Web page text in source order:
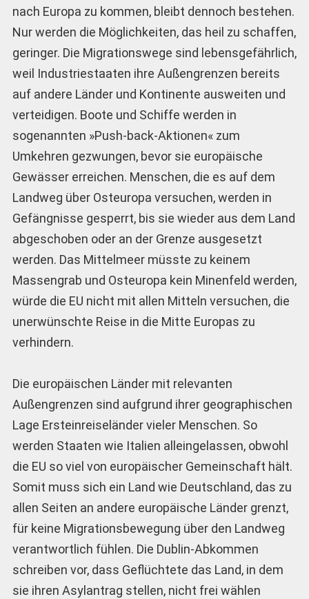
nach Europa zu kommen, bleibt dennoch bestehen.
Nur werden die Möglichkeiten, das heil zu schaffen,
geringer. Die Migrationswege sind lebensgefährlich,
weil Industriestaaten ihre Außengrenzen bereits
auf andere Länder und Kontinente ausweiten und
verteidigen. Boote und Schiffe werden in
sogenannten »Push-back-Aktionen« zum
Umkehren gezwungen, bevor sie europäische
Gewässer erreichen. Menschen, die es auf dem
Landweg über Osteuropa versuchen, werden in
Gefängnisse gesperrt, bis sie wieder aus dem Land
abgeschoben oder an der Grenze ausgesetzt
werden. Das Mittelmeer müsste zu keinem
Massengrab und Osteuropa kein Minenfeld werden,
würde die EU nicht mit allen Mitteln versuchen, die
unerwünschte Reise in die Mitte Europas zu
verhindern.
Die europäischen Länder mit relevanten
Außengrenzen sind aufgrund ihrer geographischen
Lage Ersteinreiseländer vieler Menschen. So
werden Staaten wie Italien alleingelassen, obwohl
die EU so viel von europäischer Gemeinschaft hält.
Somit muss sich ein Land wie Deutschland, das zu
allen Seiten an andere europäische Länder grenzt,
für keine Migrationsbewegung über den Landweg
verantwortlich fühlen. Die Dublin-Abkommen
schreiben vor, dass Geflüchtete das Land, in dem
sie ihren Asylantrag stellen, nicht frei wählen